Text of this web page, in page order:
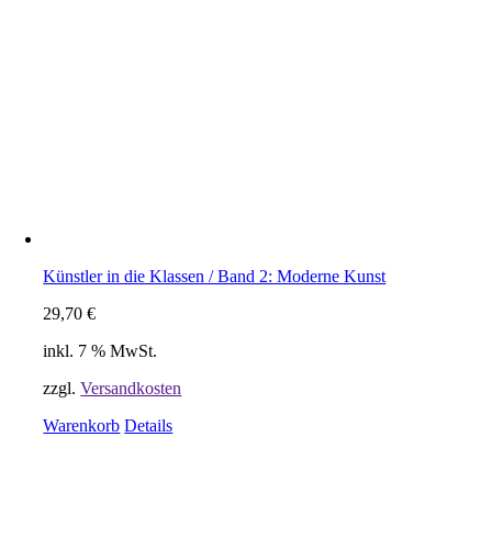
Künstler in die Klassen / Band 2: Moderne Kunst
29,70€
inkl. 7 % MwSt.
zzgl.Versandkosten
Warenkorb Details